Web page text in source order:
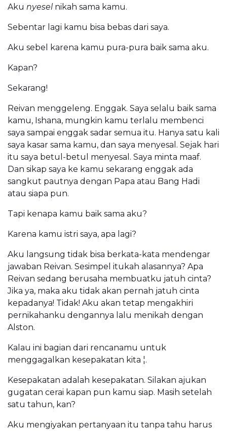
Aku nyesel nikah sama kamu.
Sebentar lagi kamu bisa bebas dari saya.
Aku sebel karena kamu pura-pura baik sama aku.
Kapan?
Sekarang!
Reivan menggeleng. Enggak. Saya selalu baik sama
kamu, Ishana, mungkin kamu terlalu membenci
saya sampai enggak sadar semua itu. Hanya satu kali
saya kasar sama kamu, dan saya menyesal. Sejak hari
itu saya betul-betul menyesal. Saya minta maaf.
Dan sikap saya ke kamu sekarang enggak ada
sangkut pautnya dengan Papa atau Bang Hadi
atau siapa pun.
Tapi kenapa kamu baik sama aku?
Karena kamu istri saya, apa lagi?
Aku langsung tidak bisa berkata-kata mendengar
jawaban Reivan. Sesimpel itukah alasannya? Apa
Reivan sedang berusaha membuatku jatuh cinta?
Jika ya, maka aku tidak akan pernah jatuh cinta
kepadanya! Tidak! Aku akan tetap mengakhiri
pernikahanku dengannya lalu menikah dengan
Alston.
Kalau ini bagian dari rencanamu untuk
menggagalkan kesepakatan kita ¦.
Kesepakatan adalah kesepakatan. Silakan ajukan
gugatan cerai kapan pun kamu siap. Masih setelah
satu tahun, kan?
Aku mengiyakan pertanyaan itu tanpa tahu harus